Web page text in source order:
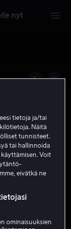
nyt
tietoja ja/tai
Näitä
tunnisteet.
tai hallinnoida
Voit
eivätkä ne
ominaisuuksien